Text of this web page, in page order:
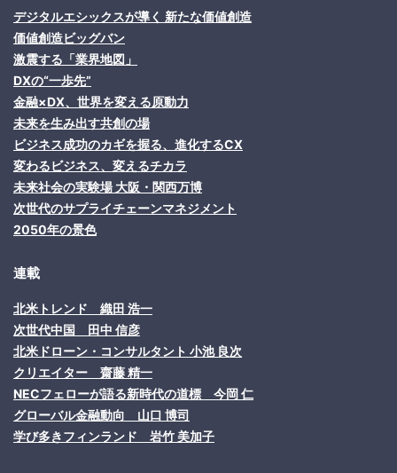
デジタルエシックスが導く 新たな価値創造
価値創造ビッグバン
激震する「業界地図」
DXの“一歩先”
金融×DX、世界を変える原動力
未来を生み出す共創の場
ビジネス成功のカギを握る、進化するCX
変わるビジネス、変えるチカラ
未来社会の実験場 大阪・関西万博
次世代のサプライチェーンマネジメント
2050年の景色
連載
北米トレンド 織田 浩一
次世代中国 田中 信彦
北米ドローン・コンサルタント 小池 良次
クリエイター 齋藤 精一
NECフェローが語る新時代の道標 今岡 仁
グローバル金融動向 山口 博司
学び多きフィンランド 岩竹 美加子